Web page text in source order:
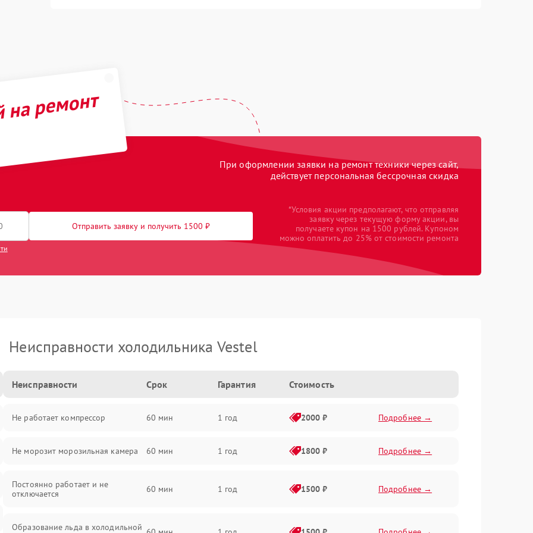
ремонт
При оформлении заявки на ремонт техники через сайт,
действует персональная бессрочная скидка
Отправить заявку и получить 1500 ₽
*Условия акции предполагают, что отправляя
заявку через текущую форму акции, вы
получаете купон на 1500 рублей. Купоном
можно оплатить до 25% от стоимости ремонта
Неисправности холодильника Vestel
Неисправности Срок Гарантия Стоимость
Не работает компрессор 60 мин 1 год 2000 ₽ Подробнее →
Не морозит морозильная камера 60 мин 1 год 1800 ₽ Подробнее →
Постоянно работает и не
отключается
60 мин 1 год 1500 ₽ Подробнее →
Образование льда в холодильной